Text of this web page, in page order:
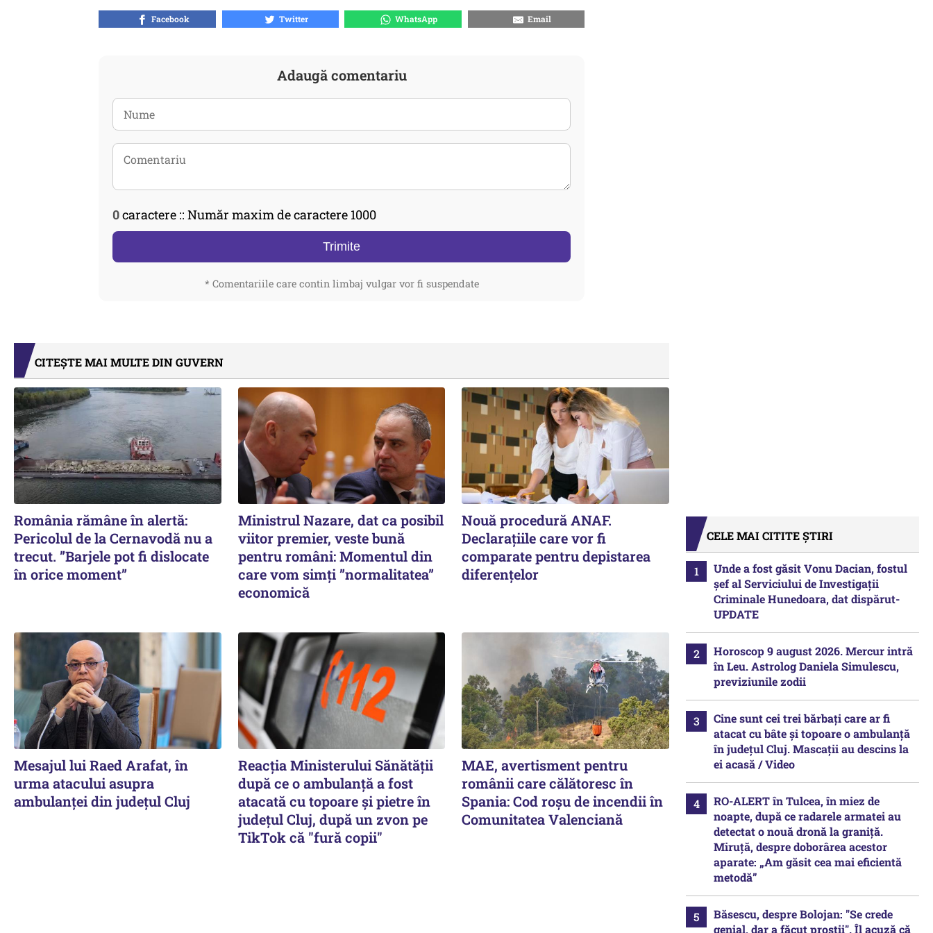
Facebook Twitter WhatsApp Email
Adaugă comentariu
0caractere :: Număr maxim de caractere 1000
Trimite
* Comentariile care contin limbaj vulgar vor fi suspendate
CITEȘTE MAI MULTE DIN GUVERN
România rămâne în alertă:
Pericolul de la Cernavodă nu a
trecut. ”Barjele pot fi dislocate
în orice moment”
Ministrul Nazare, dat ca posibil
viitor premier, veste bună
pentru români: Momentul din
care vom simți ”normalitatea”
economică
Nouă procedură ANAF.
Declarațiile care vor fi
comparate pentru depistarea
diferențelor
Mesajul lui Raed Arafat, în
urma atacului asupra
ambulanței din județul Cluj
Reacția Ministerului Sănătății
după ce o ambulanță a fost
atacată cu topoare și pietre în
județul Cluj, după un zvon pe
TikTok că "fură copii"
MAE, avertisment pentru
românii care călătoresc în
Spania: Cod roșu de incendii în
Comunitatea Valenciană
CELE MAI CITITE ȘTIRI
Unde a fost găsit Vonu Dacian, fostul
șef al Serviciului de Investigații
Criminale Hunedoara, dat dispărut-
UPDATE
Horoscop 9 august 2026. Mercur intră
în Leu. Astrolog Daniela Simulescu,
previziunile zodii
Cine sunt cei trei bărbați care ar fi
atacat cu bâte și topoare o ambulanță
în județul Cluj. Mascații au descins la
ei acasă / Video
RO-ALERT în Tulcea, în miez de
noapte, după ce radarele armatei au
detectat o nouă dronă la graniță.
Miruță, despre doborârea acestor
aparate: „Am găsit cea mai eficientă
metodă”
Băsescu, despre Bolojan: "Se crede
genial, dar a făcut prostii". Îl acuză că